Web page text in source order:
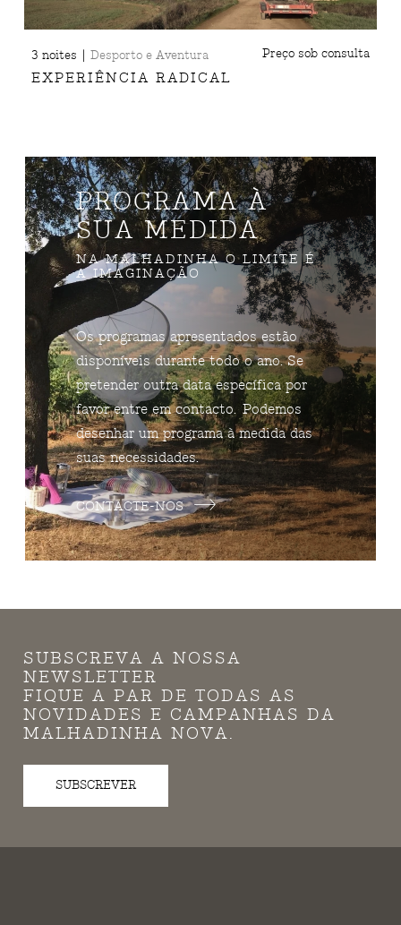
3 noites |Desporto e Aventura
EXPERIÊNCIA RADICAL
Preço sob consulta
PROGRAMA À
SUA MEDIDA
NA MALHADINHA O LIMITE É
A IMAGINAÇÃO
Os programas apresentados estão
disponíveis durante todo o ano. Se
pretender outra data específica por
favor entre em contacto. Podemos
desenhar um programa à medida das
suas necessidades.
CONTACTE-NOS
SUBSCREVA A NOSSA
NEWSLETTER
FIQUE A PAR DE TODAS AS
NOVIDADES E CAMPANHAS DA
MALHADINHA NOVA.
SUBSCREVER